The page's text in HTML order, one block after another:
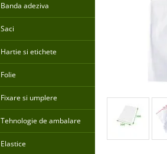
Banda adeziva
Saci
Hartie si etichete
Folie
Fixare si umplere
Tehnologie de ambalare
Elastice